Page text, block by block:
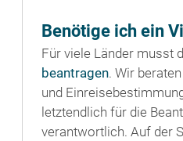
Benötige ich ein
Für viele Länder musst
beantragen. Wir
und
letztendlich für die
verantwortlich. Auf der